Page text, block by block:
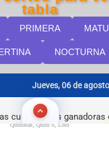
Quinielas, Quini 6, Loto